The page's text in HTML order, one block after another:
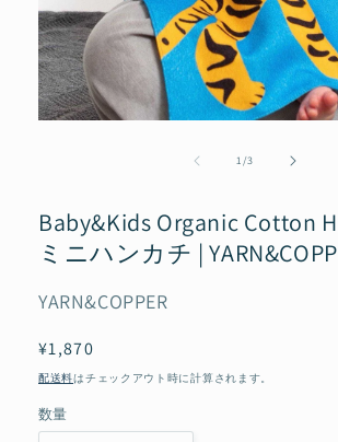
メ
デ
ィ
(1)
開
1/の
3
Baby&Kids Organic Cotton
ミニハンカチ |
YARN&COPPER
通
常
格
¥1,870
配送料はチェックアウト時に計算されます。
数量